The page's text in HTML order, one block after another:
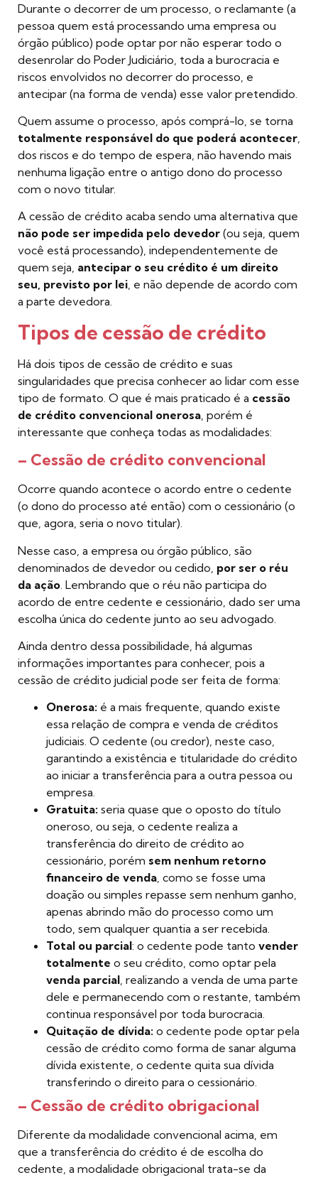
Durante o decorrer de um processo, o reclamante (a
pessoa quem está processando uma empresa ou
órgão público) pode optar por não esperar todo o
desenrolar do Poder Judiciário, toda a burocracia e
riscos envolvidos no decorrer do processo, e
antecipar (na forma de venda) esse valor pretendido.
Quem assume o processo, após comprá-lo, se torna
totalmente responsável do que poderá acontecer,
dos riscos e do tempo de espera, não havendo mais
nenhuma ligação entre o antigo dono do processo
com o novo titular.
A cessão de crédito acaba sendo uma alternativa que
não pode ser impedida pelo devedor (ou seja, quem
você está processando), independentemente de
quem seja, antecipar o seu crédito é um direito
seu, previsto por lei, e não depende de acordo com
a parte devedora.
Tipos de cessão de crédito
Há dois tipos de cessão de crédito e suas
singularidades que precisa conhecer ao lidar com esse
tipo de formato. O que é mais praticado é a cessão
de crédito convencional onerosa , porém é
interessante que conheça todas as modalidades:
– Cessão de crédito convencional
Ocorre quando acontece o acordo entre o cedente
(o dono do processo até então) com o cessionário (o
que, agora, seria o novo titular).
Nesse caso, a empresa ou órgão público, são
denominados de devedor ou cedido, por ser o réu
da ação . Lembrando que o réu não participa do
acordo de entre cedente e cessionário, dado ser uma
escolha única do cedente junto ao seu advogado.
Ainda dentro dessa possibilidade, há algumas
informações importantes para conhecer, pois a
cessão de crédito judicial pode ser feita de forma:
Onerosa: é a mais frequente, quando existe
essa relação de compra e venda de créditos
judiciais. O cedente (ou credor), neste caso,
garantindo a existência e titularidade do crédito
ao iniciar a transferência para a outra pessoa ou
empresa.
Gratuita: seria quase que o oposto do título
oneroso, ou seja, o cedente realiza a
transferência do direito de crédito ao
cessionário, porém sem nenhum retorno
financeiro de venda, como se fosse uma
doação ou simples repasse sem nenhum ganho,
apenas abrindo mão do processo como um
todo, sem qualquer quantia a ser recebida.
Total ou parcial: o cedente pode tanto vender
totalmente o seu crédito, como optar pela
venda parcial, realizando a venda de uma parte
dele e permanecendo com o restante, também
continua responsável por toda burocracia.
Quitação de dívida: o cedente pode optar pela
cessão de crédito como forma de sanar alguma
dívida existente, o cedente quita sua dívida
transferindo o direito para o cessionário.
– Cessão de crédito obrigacional
Diferente da modalidade convencional acima, em
que a transferência do crédito é de escolha do
cedente, a modalidade obrigacional trata-se da